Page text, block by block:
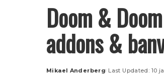
Doom &
addons &
Mikael Anderberg Last Updated: 10